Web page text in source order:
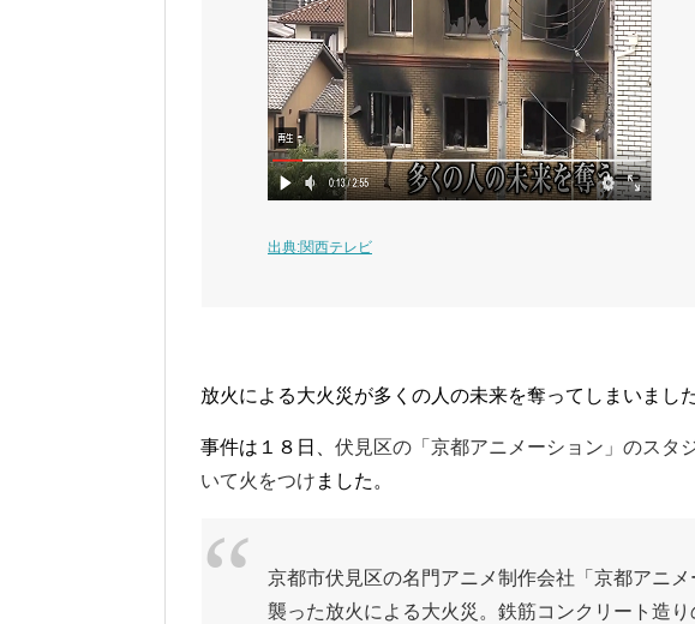
出典:関西テレビ
放火による大火災が多くの人の未来を奪ってしまいました
事件は１８日、 伏見区の「京都アニメーション」のスタ
いて火をつけ ました。
京都市伏見区の名門アニメ制作会社「京都アニ
襲った放火による大火災。鉄筋コンクリート造